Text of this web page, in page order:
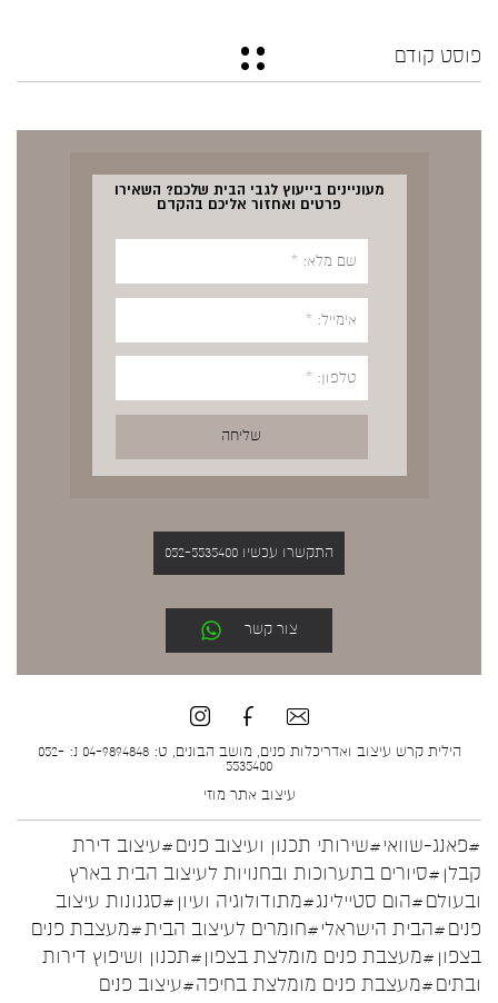
פוסט קודם
מעוניינים בייעוץ לגבי הבית שלכם? השאירו
פרטים ואחזור אליכם בהקדם
התקשרו עכשיו 052-5535400
צור קשר
הילית קרש עיצוב ואדריכלות פנים, מושב הבונים, ט: 04-9894848 נ: 052-
5535400
עיצוב אתר מוזי
#פאנג-שוואי#שירותי תכנון ועיצוב פנים#עיצוב דירת
קבלן #סיורים בתערוכות ובחנויות לעיצוב הבית בארץ
ובעולם#הום סטיילינג#מתודולוגיה ועיון #סגנונות עיצוב
פנים#הבית הישראלי#חומרים לעיצוב הבית#מעצבת פנים
בצפון #מעצבת פנים מומלצת בצפון#תכנון ושיפוץ דירות
ובתים#מעצבת פנים מומלצת בחיפה#עיצוב פנים